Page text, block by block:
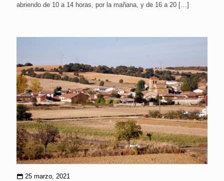
abriendo de 10 a 14 horas, por la mañana, y de 16 a 20 […]
25 marzo, 2021